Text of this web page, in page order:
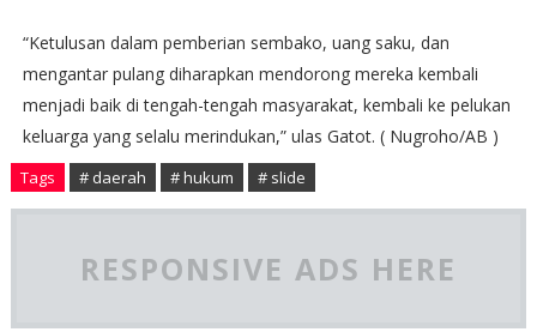
“Ketulusan dalam pemberian sembako, uang saku, dan
mengantar pulang diharapkan mendorong mereka kembali
menjadi baik di tengah-tengah masyarakat, kembali ke pelukan
keluarga yang selalu merindukan,” ulas Gatot. ( Nugroho/AB )
Tags # daerah # hukum # slide
RESPONSIVE ADS HERE